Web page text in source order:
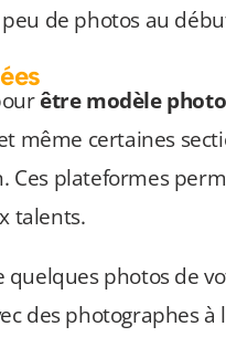
de photos au
être modèle
même certaines
Ces plateformes
talents.
photos de
des photographes à